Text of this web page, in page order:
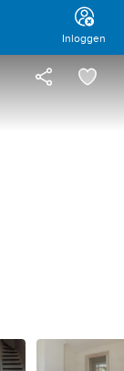
Inloggen